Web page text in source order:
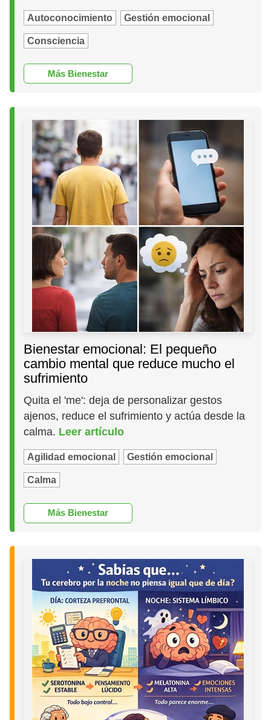
Autoconocimiento Gestión emocional
Consciencia
Más Bienestar
Bienestar emocional: El pequeño
cambio mental que reduce mucho el
sufrimiento
Quita el 'me': deja de personalizar gestos
ajenos, reduce el sufrimiento y actúa desde la
calma. Leer artículo
Agilidad emocional Gestión emocional
Calma
Más Bienestar